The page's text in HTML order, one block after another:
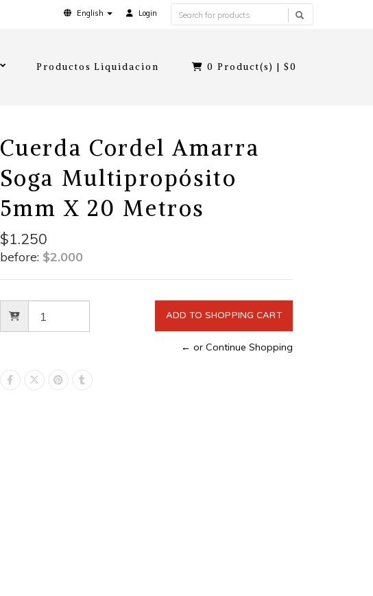
English Login
Productos Liquidacion 0 Product(s) |$0
Cuerda Cordel Amarra
Soga Multipropósito
5mm X 20 Metros
$1.250
before: $2.000
← or Continue Shopping